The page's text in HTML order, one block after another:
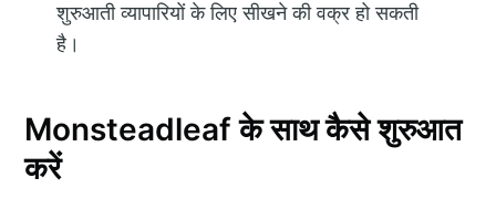
शुरुआती व्यापारियों के लिए सीखने की वक्र हो सकती
है।
Monsteadleaf के साथ कैसे शुरुआत
करें